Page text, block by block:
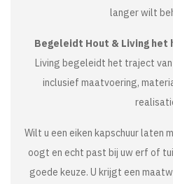
langer wilt
Begeleidt Hout & Living het
Living begeleidt het traject
inclusief maatvoering,
Wilt u een eiken kapschuur laten
oogt en echt past bij uw erf of
goede keuze. U krijgt een